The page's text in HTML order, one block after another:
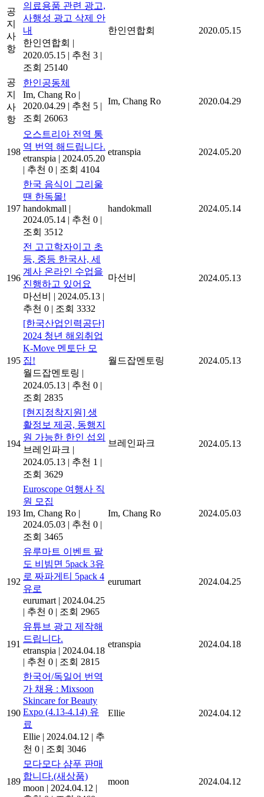
공
지
사
항
의료용품 관련 광고,
사행성 광고 삭제 안
내
한인연합회 |
2020.05.15 | 추천 3 |
조회 25140
한인연합회 2020.05.15
공
지
사
항
한인공동체
Im, Chang Ro |
2020.04.29 | 추천 5 |
조회 26063
Im, Chang Ro 2020.04.29
198
오스트리아 전역 통
역 번역 해드립니다.
etranspia | 2024.05.20
| 추천 0 | 조회 4104
etranspia 2024.05.20
197
한국 음식이 그리울
땐 한독몰!
handokmall |
2024.05.14 | 추천 0 |
조회 3512
handokmall 2024.05.14
196
전 고고학자이고 초
등, 중등 한국사, 세
계사 온라인 수업을
진행하고 있어요
마선비
| 2024.05.13 |
추천 0 | 조회 3332
마선비 2024.05.13
195
[한국산업인력공단]
2024 청년 해외취업
K-Move 멘토단 모
집!
월드잡멘토링 |
2024.05.13 | 추천 0 |
조회 2835
월드잡멘토링 2024.05.13
194
[현지정착지원] 생
활정보 제공, 동행지
원 가능한 한인 섭외
브레인파크 |
2024.05.13 | 추천 1 |
조회 3629
브레인파크 2024.05.13
193
Euroscope 여행사 직
원 모집
Im, Chang Ro |
2024.05.03 | 추천 0 |
조회 3465
Im, Chang Ro 2024.05.03
192
유루마트 이벤트 팔
도 비빔면 5pack 3유
로 짜파게티 5pack 4
유로
eurumart | 2024.04.25
| 추천 0 | 조회 2965
eurumart 2024.04.25
191
유튜브 광고 제작해
드립니다.
etranspia | 2024.04.18
| 추천 0 | 조회 2815
etranspia 2024.04.18
190
한국어/독일어 번역
가 채용 : Mixsoon
Skincare for Beauty
Expo (4.13-4.14) 유
료
Ellie | 2024.04.12 | 추
천 0 | 조회 3046
Ellie 2024.04.12
189
모다모다 샴푸 판매
합니다.(새상품)
moon | 2024.04.12 |
moon 2024.04.12